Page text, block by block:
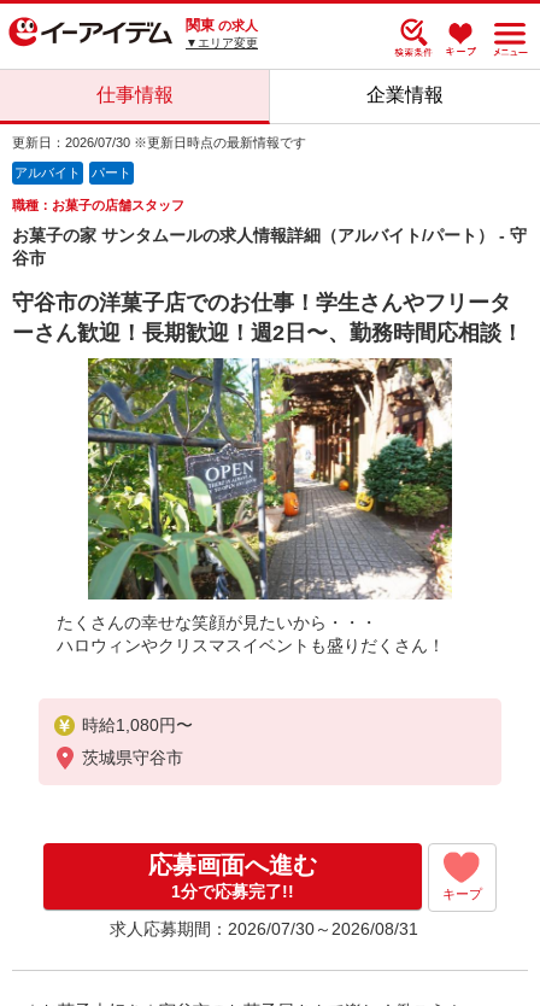
関東 の求人
▼エリア変更
仕事情報 企業情報
更新日：2026/07/30 ※更新日時点の最新情報です
アルバイト パート
職種：お菓子の店舗スタッフ
お菓子の家 サンタムールの求人情報詳細（アルバイト/パート） - 守
谷市
守谷市の洋菓子店でのお仕事！学生さんやフリータ
ーさん歓迎！長期歓迎！週2日〜、勤務時間応相談！
たくさんの幸せな笑顔が見たいから・・・
ハロウィンやクリスマスイベントも盛りだくさん！
時給1,080円〜
茨城県守谷市
応募画面へ進む
1分で応募完了!! キープ
求人応募期間：2026/07/30～2026/08/31